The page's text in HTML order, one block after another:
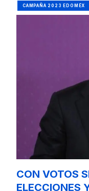
CAMPAÑA 2023 EDOMÉX
CON VOTOS
ELECCIONES